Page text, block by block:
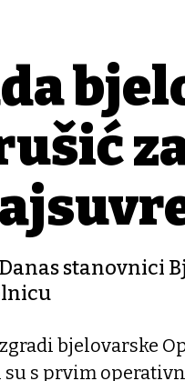
stanovnici
bjelovarske
su s prvim